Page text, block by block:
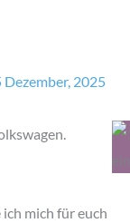
Dezember, 2025
mich für euch